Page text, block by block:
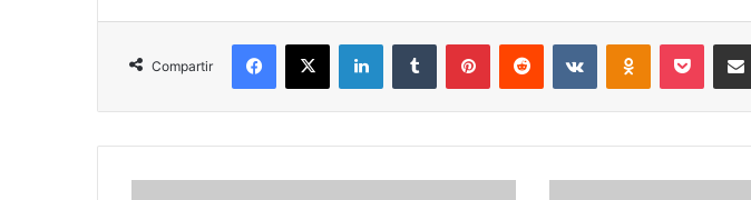
Compartir
Facebook
X LinkedInTumblr PinterestReddit VKontakteOdnoklassniki
Pocket